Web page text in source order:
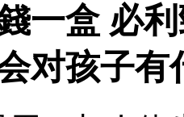
一盒 必
对孩子有